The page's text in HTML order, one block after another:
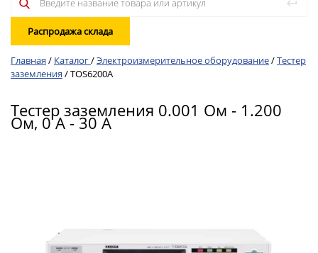
Распродажа склада
Главная / Каталог/Электроизмерительное оборудование/Тестер
заземления /TOS6200A
Тестер заземления 0.001 Ом - 1.200
Ом, 0 A - 30 A